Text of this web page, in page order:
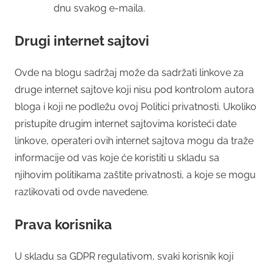
dnu svakog e-maila.
Drugi internet sajtovi
Ovde na blogu sadržaj može da sadržati linkove za
druge internet sajtove koji nisu pod kontrolom autora
bloga i koji ne podležu ovoj Politici privatnosti. Ukoliko
pristupite drugim internet sajtovima koristeći date
linkove, operateri ovih internet sajtova mogu da traže
informacije od vas koje će koristiti u skladu sa
njihovim politikama zaštite privatnosti, a koje se mogu
razlikovati od ovde navedene.
Prava korisnika
U skladu sa GDPR regulativom, svaki korisnik koji